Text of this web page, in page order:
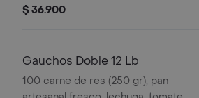
cebolla fresca. Se sirve a término
$ 36.900
Gauchos Doble 12 Lb
100 carne de res (250 gr), pan